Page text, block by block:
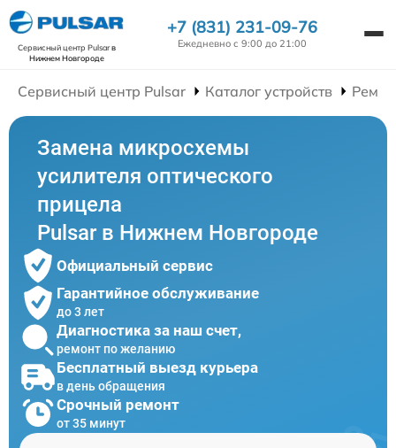
Сервисный центр Pulsarв
Нижнем Новгороде
+7 (831) 231-09-76
Ежедневно с 9:00 до 21:00
Сервисный центр Pulsar Каталог устройств
Замена микросхемы
усилителя оптического
прицела
Pulsar в Нижнем Новгороде
Официальный сервис
Гарантийное обслуживание
до 3 лет
Диагностика за наш счет,
ремонт по желанию
Бесплатный выезд курьера
в день обращения
Срочный ремонт
от 35 минут